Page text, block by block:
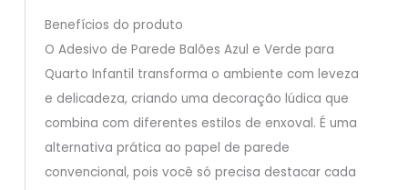
Benefícios do produto
O Adesivo de Parede Balões Azul e Verde para
Quarto Infantil transforma o ambiente com leveza
e delicadeza, criando uma decoração lúdica que
combina com diferentes estilos de enxoval. É uma
alternativa prática ao papel de parede
convencional, pois você só precisa destacar cada